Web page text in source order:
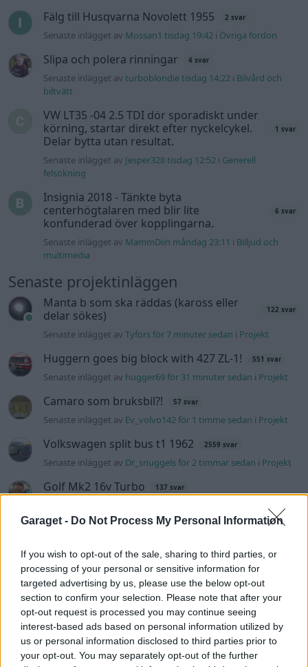
Garaget - Do Not Process My Personal Information
If you wish to opt-out of the sale, sharing to third parties, or
processing of your personal or sensitive information for
targeted advertising by us, please use the below opt-out
section to confirm your selection. Please note that after your
opt-out request is processed you may continue seeing
interest-based ads based on personal information utilized by
us or personal information disclosed to third parties prior to
your opt-out. You may separately opt-out of the further
Fälg till Husqvarna Novolett 1955 2 svar
Senaste inlägget av Mossan1 tisdag 19:42 i Övriga fordon
Slipa och polera rinningar 4 svar
Senaste inlägget avturboblondie tisdag 14:22 i Bilvård och
biltvätt
VW LT35 -04 2.5 TDI dör sporadiskt under
körning, startar direkt efter nyckelcykel.
Delar bytta utan resultat.
1 svar
Senaste inlägget av Jesper328 tisdag 12:52 i Generell
felsökning
Insignia 2018 - Tänkte byta
centerhögtalaren med blir lite
konfunderad över kopplingarna.
6 svar
Senaste inlägget av MammDiin måndag 23:11 i Billjud och
multimedia
Senaste projektinläggen
Manta b som ska räddas (kaross eller
delar sökes)
122 svar
Senaste inlägget avTyfors för 7 minuter sedan i Projekt
Huggern goes big block with 427 ZL-1! 551 svar
Senaste inlägget av hugger69 för 31 minuter sedan i Projekt
Camaro som bruksbil?! 57 svar
Senaste inlägget av Ev_volvo142 för 1 timme sedan i Projekt
Volkswagen split bus t1 1962 2559 svar
Senaste inlägget av Dr_snuggels för 2 timmar sedan i Projekt
Golf Mk2 16v Turbo 137 svar
Vw 1956 oval prosjekt
Senaste inlägget av jarleb för 6 timmar sedan i Projekt
Volkswagen Golf MK4 v6 4motion OEM++
med JDM inspiration.
Senaste inlägget avStol3n_Identity för 9 timmar sedani
Projekt
Volvo 245 ?Turbo? 40 svar
Senaste inlägget avMarurb1 för 23 timmar sedaniProjekt